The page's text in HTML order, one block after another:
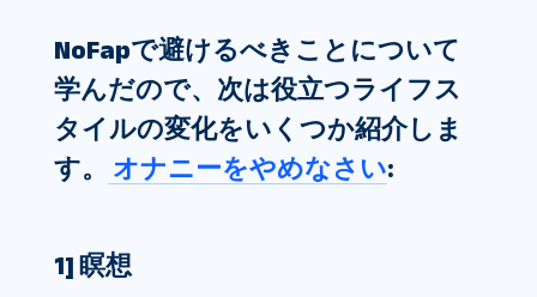
NoFapで避けるべきことについて
学んだので、次は役立つライフス
タイルの変化をいくつか紹介しま
す。
オナニーをやめなさい:
1] 瞑想